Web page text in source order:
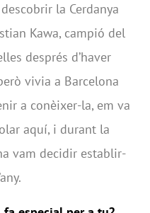
la Cerdanya
Kawa, campió del
després d’haver
vivia a Barcelona
a conèixer-la, em va
aquí, i durant la
vam decidir establir-